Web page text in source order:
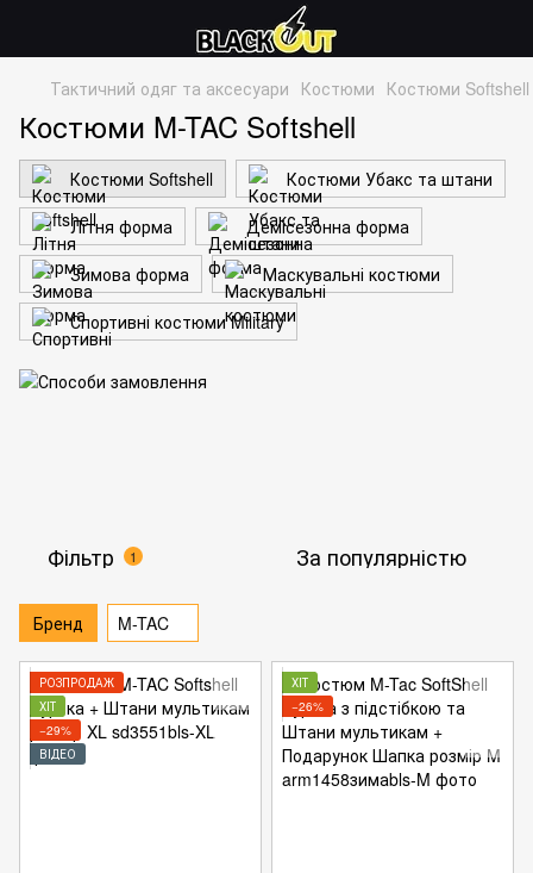
Тактичний одяг та аксесуари Костюми Костюми Softshell
Костюми M-TAC Softshell
Костюми Softshell
Костюми Убакс та штани
Літня форма
Демісезонна форма
Зимова форма
Маскувальні костюми
Спортивні костюми Military
Фільтр 1 За популярністю
Бренд M-TAC
РОЗПРОДАЖ
ХІТ
−29%
ВІДЕО
ХІТ
−26%